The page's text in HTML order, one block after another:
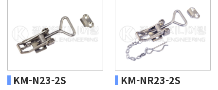
KM-N23-2S KM-NR23-2S